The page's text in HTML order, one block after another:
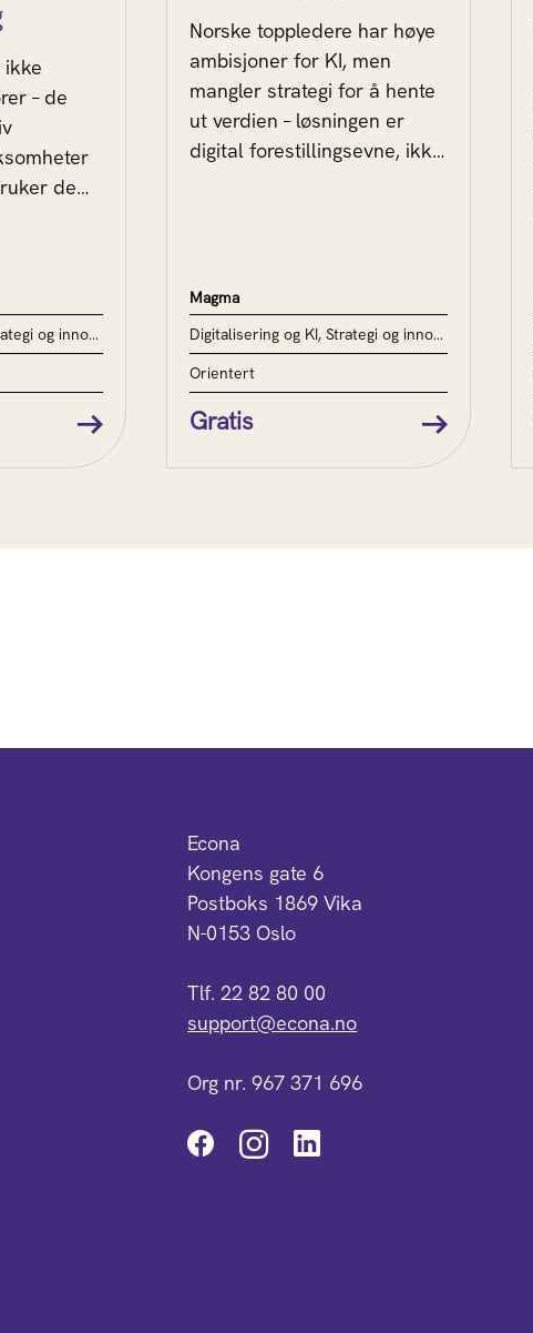
ikke
– de
dem
Digitalisering og KI, Strategi og innovasjon
Norske toppledere har høye
ambisjoner for KI, men
mangler strategi for å hente
ut verdien – løsningen er
digital forestillingsevne, ikke
Magma
Digitalisering og KI, Strategi og innovasjon
Orientert
Gratis
Econa
Kongens gate 6
Postboks 1869 Vika
N-0153 Oslo
Tlf. 22 82 80 00
support@econa.no
Org nr. 967 371 696
Instagram